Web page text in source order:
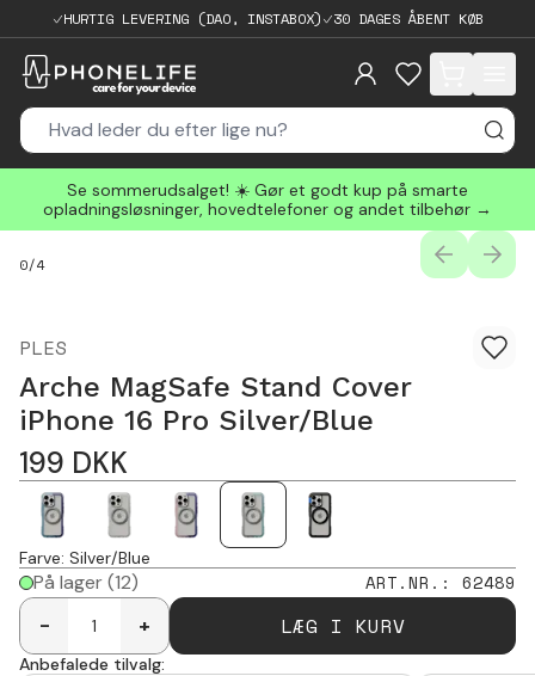
HURTIG LEVERING (DAO, INSTABOX) 30 DAGES ÅBENT KØB
items in cart,
Se sommerudsalget! ☀️ Gør et godt kup på smarte
opladningsløsninger, hovedtelefoner og andet tilbehør →
0/4
PLES
Arche MagSafe Stand Cover
iPhone 16 Pro Silver/Blue
199 DKK
Farve: Silver/Blue
På lager(12) ART.NR. : 62489
-
+ LÆG I KURV
Anbefalede tilvalg: